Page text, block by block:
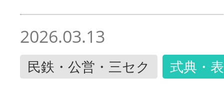
2026.03.13
民鉄・公営・三セク 式典・